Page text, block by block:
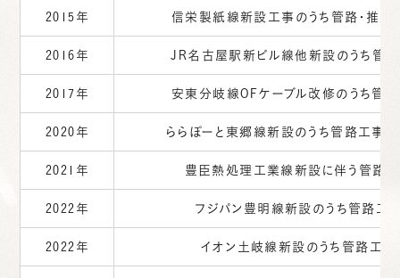
2015年 信栄製紙線新設工事のうち管路・推
2016年 JR名古屋駅新ビル線他新設のうち管
2017年 安東分岐線OFケーブル改修のうち管
2020年 ららぽーと東郷線新設のうち管路工事（
2021年 豊臣熱処理工業線新設に伴う管路
2022年 フジパン豊明線新設のうち管路工
2022年 イオン土岐線新設のうち管路工事